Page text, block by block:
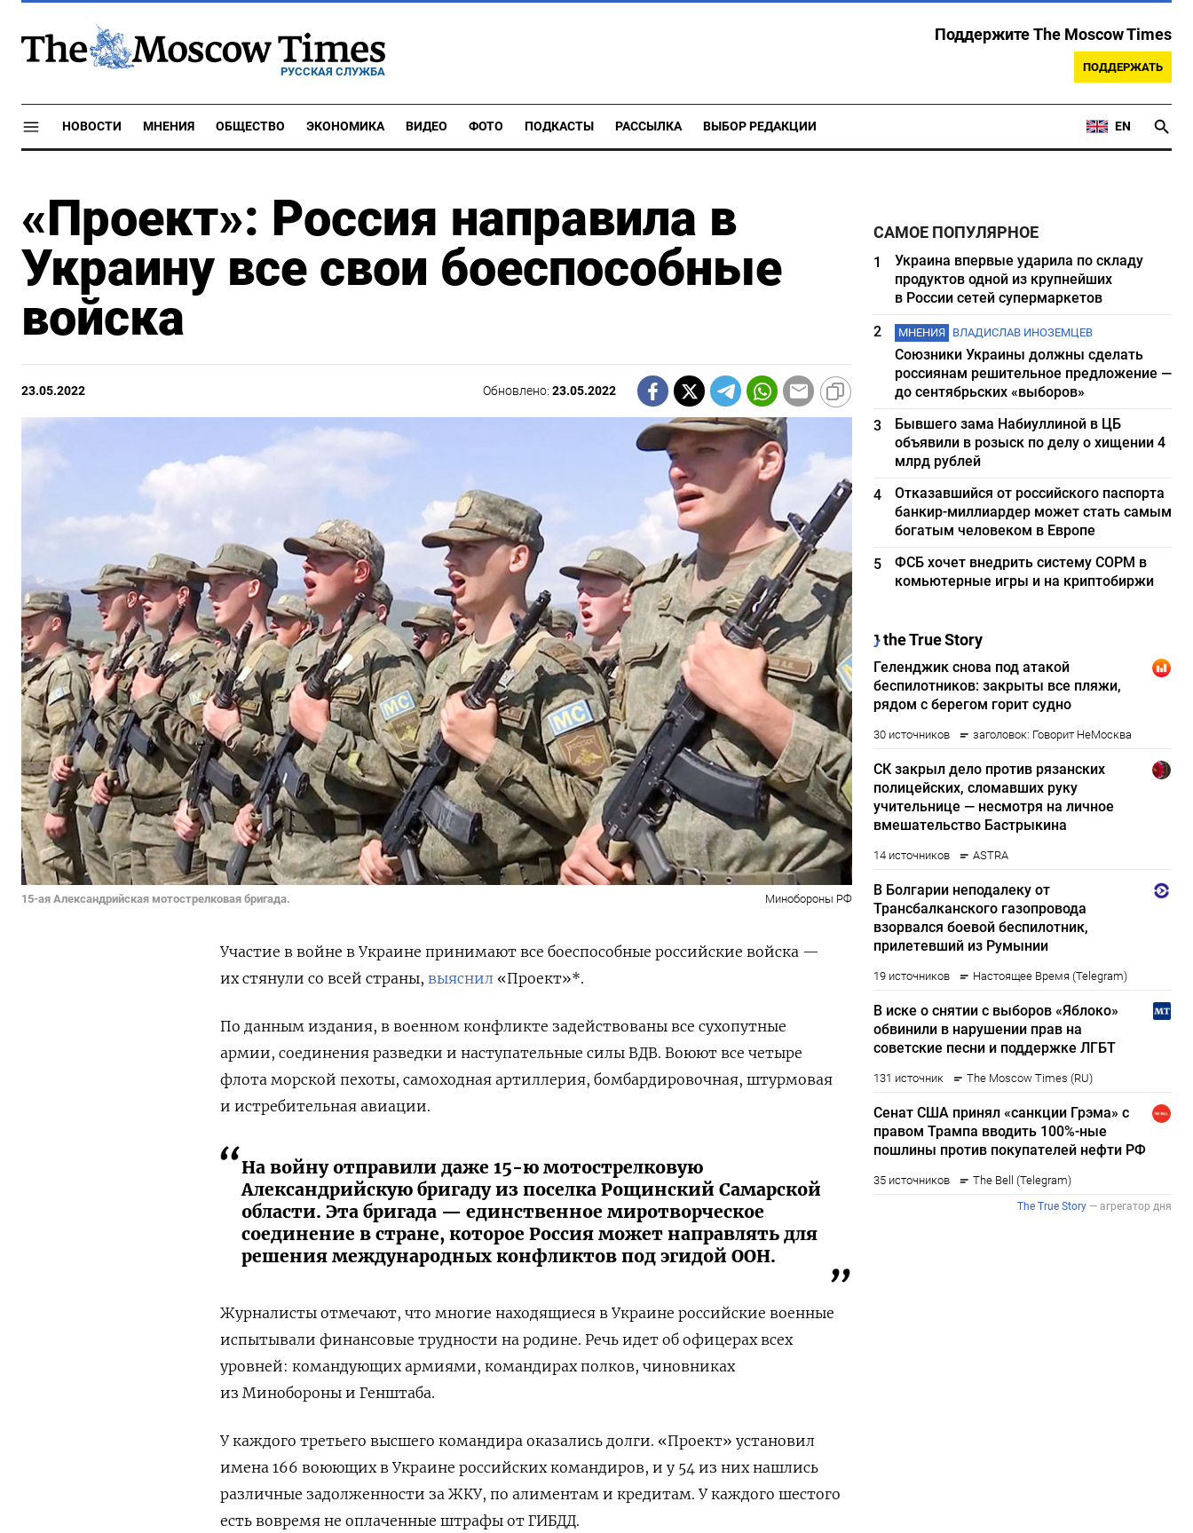
РУССКАЯ СЛУЖБА
Поддержите The Moscow Times
ПОДДЕРЖАТЬ
НОВОСТИ МНЕНИЯ ОБЩЕСТВО ЭКОНОМИКА ВИДЕО ФОТО ПОДКАСТЫ РАССЫЛКА ВЫБОР РЕДАКЦИИ EN
«Проект»: Россия направила в
Украину все свои боеспособные
войска
23.05.2022 Обновлено:23.05.2022
15-ая Александрийская мотострелковая бригада. Минобороны РФ
Участие в войне в Украине принимают все боеспособные российские войска —
их стянули со всей страны, выяснил «Проект»*.
По данным издания, в военном конфликте задействованы все сухопутные
армии, соединения разведки и наступательные силы ВДВ. Воюют все четыре
флота морской пехоты, самоходная артиллерия, бомбардировочная, штурмовая
и истребительная авиации.
На войну отправили даже 15-ю мотострелковую
Александрийскую бригаду из поселка Рощинский Самарской
области. Эта бригада — единственное миротворческое
соединение в стране, которое Россия может направлять для
решения международных конфликтов под эгидой ООН.
Журналисты отмечают, что многие находящиеся в Украине российские военные
испытывали финансовые трудности на родине. Речь идет об офицерах всех
уровней: командующих армиями, командирах полков, чиновниках
из Минобороны и Генштаба.
У каждого третьего высшего командира оказались долги. «Проект» установил
имена 166 воюющих в Украине российских командиров, и у 54 из них нашлись
различные задолженности за ЖКУ, по алиментам и кредитам. У каждого шестого
есть вовремя не оплаченные штрафы от ГИБДД.
САМОЕ ПОПУЛЯРНОЕ
1
Украина впервые ударила по складу
продуктов одной из крупнейших
в России сетей супермаркетов
2
МНЕНИЯ ВЛАДИСЛАВ ИНОЗЕМЦЕВ
Союзники Украины должны сделать
россиянам решительное предложение —
до сентябрьских «выборов»
3
Бывшего зама Набиуллиной в ЦБ
объявили в розыск по делу о хищении 4
млрд рублей
4
Отказавшийся от российского паспорта
банкир-миллиардер может стать самым
богатым человеком в Европе
5
ФСБ хочет внедрить систему СОРМ в
комьютерные игры и на криптобиржи